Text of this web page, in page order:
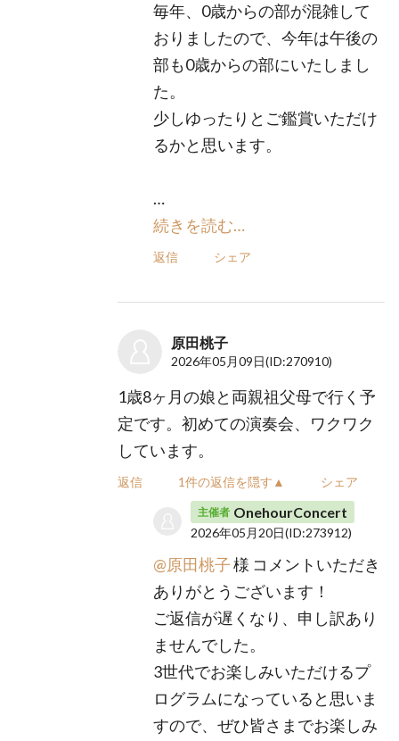
毎年、0歳からの部が混雑して
おりましたので、今年は午後の
部も0歳からの部にいたしまし
た。
少しゆったりとご鑑賞いただけ
るかと思います。
…
続きを読む…
返信 シェア
原田桃子
2026年05月09日(ID:270910)
1歳8ヶ月の娘と両親祖父母で行く予
定です。初めての演奏会、ワクワク
しています。
返信 1件の返信を隠す▲ シェア
主催者 OnehourConcert
2026年05月20日(ID:273912)
@原田桃子様 コメントいただき
ありがとうございます！
ご返信が遅くなり、申し訳あり
ませんでした。
3世代でお楽しみいただけるプ
ログラムになっていると思いま
すので、ぜひ皆さまでお楽しみ